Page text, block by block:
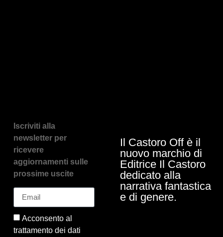
Iscriviti alla
newsletter per
ricevere
aggiornamenti sulle
prossime uscite
Acconsento al
trattamento dei dati
Il Castoro Off è il
nuovo marchio di
Editrice Il Castoro
dedicato alla
narrativa fantastica
e di genere.